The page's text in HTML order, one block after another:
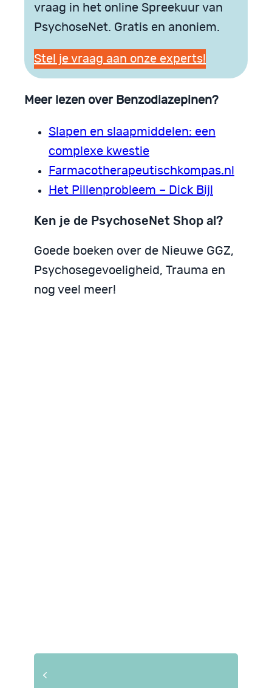
vraag in het online Spreekuur van
PsychoseNet. Gratis en anoniem.
Stel je vraag aan onze experts!
Meer lezen over Benzodiazepinen?
Slapen en slaapmiddelen: een
complexe kwestie
Farmacotherapeutischkompas.nl
Het Pillenprobleem – Dick Bijl
Ken je de PsychoseNet Shop al?
Goede boeken over de Nieuwe GGZ,
Psychosegevoeligheid, Trauma en
nog veel meer!